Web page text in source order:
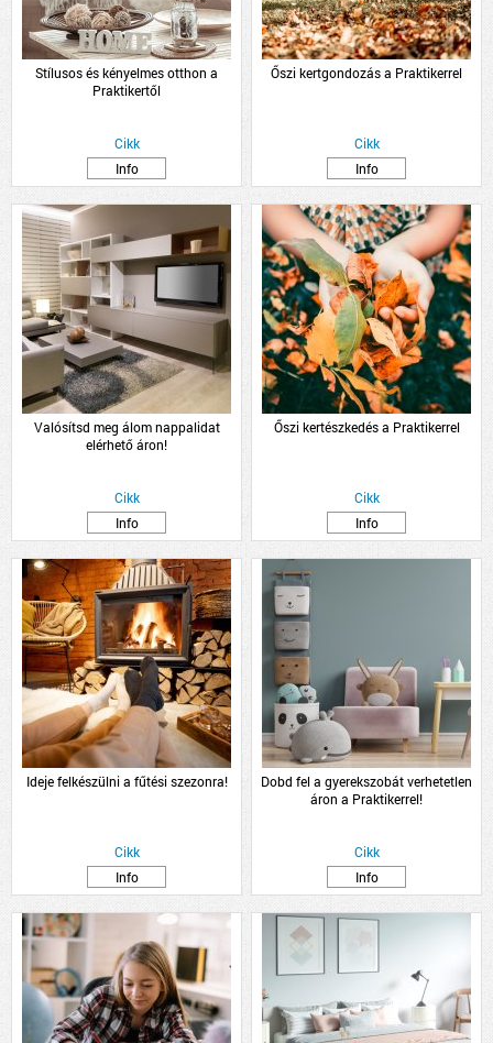
Stílusos és kényelmes otthon a
Praktikertől
Cikk
Info
Őszi kertgondozás a Praktikerrel
Cikk
Info
Valósítsd meg álom nappalidat
elérhető áron!
Cikk
Info
Őszi kertészkedés a Praktikerrel
Cikk
Info
Ideje felkészülni a fűtési szezonra!
Cikk
Info
Dobd fel a gyerekszobát verhetetlen
áron a Praktikerrel!
Cikk
Info